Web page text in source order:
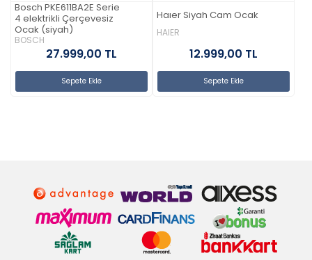
Bosch PKE611BA2E Serie
4 elektrikli Çerçevesiz
Ocak (siyah)
BOSCH
27.999,00 TL
Sepete Ekle
Haıer Siyah Cam Ocak
HAIER
12.999,00 TL
Sepete Ekle